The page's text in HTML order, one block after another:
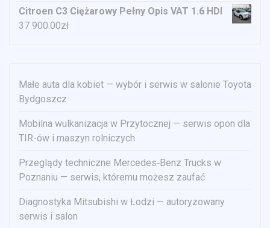
Citroen C3 Ciężarowy Pełny Opis VAT 1.6 HDI
37 900.00zł
Małe auta dla kobiet — wybór i serwis w salonie Toyota
Bydgoszcz
Mobilna wulkanizacja w Przytocznej — serwis opon dla
TIR-ów i maszyn rolniczych
Przeglądy techniczne Mercedes‑Benz Trucks w
Poznaniu — serwis, któremu możesz zaufać
Diagnostyka Mitsubishi w Łodzi — autoryzowany
serwis i salon